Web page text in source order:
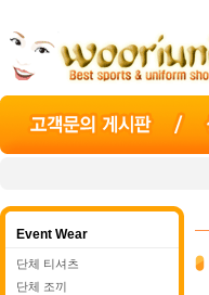
Event Wear
단체 티셔츠
단체 조끼